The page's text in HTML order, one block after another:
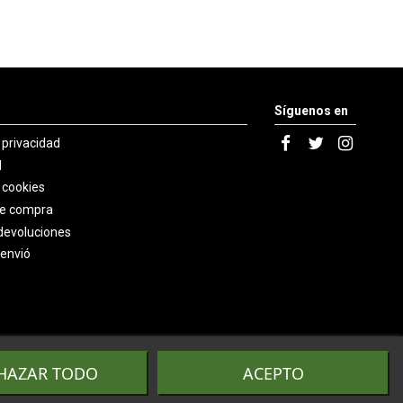
compra
TODO ACEPTO
Síguenos en